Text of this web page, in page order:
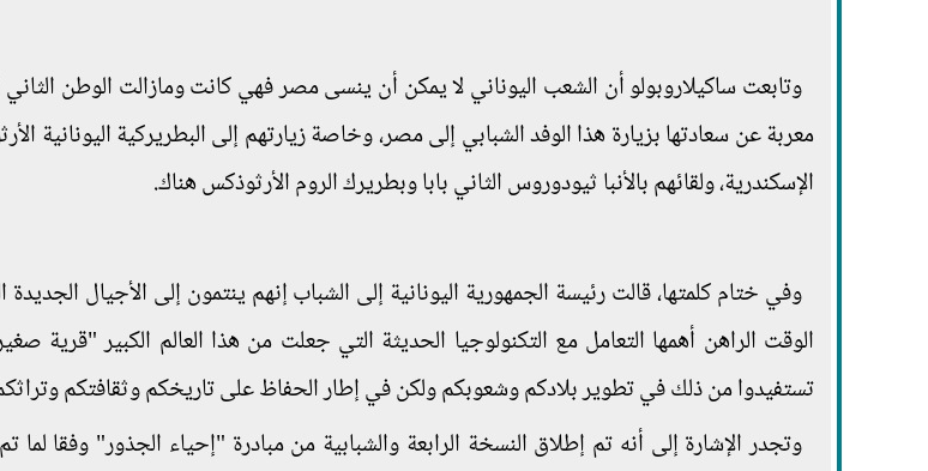
وتابعت ساكيلاروبولو أن الشعب اليوناني لا يمكن أن ينسى مصر فهي كانت ومازالت الوطن الثاني
معربة عن سعادتها بزيارة هذا الوفد الشبابي إلى مصر، وخاصة زيارتهم إلى البطريركية اليونانية
الإسكندرية، ولقائهم بالأنبا ثيودوروس الثاني بابا وبطريرك الروم الأرثوذكس هناك.
وفي ختام كلمتها، قالت رئيسة الجمهورية اليونانية إلى الشباب إنهم ينتمون إلى الأجيال الجديدة
الوقت الراهن أهمها التعامل مع التكنولوجيا الحديثة التي جعلت من هذا العالم الكبير "قرية
تستفيدوا من ذلك في تطوير بلادكم وشعوبكم ولكن في إطار الحفاظ على تاريخكم وثقافتكم
وتجدر الإشارة إلى أنه تم إطلاق النسخة الرابعة والشبابية من مبادرة "إحياء الجذور" وفقا لما